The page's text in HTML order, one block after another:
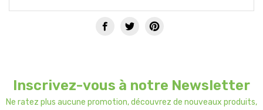
Inscrivez-vous à notre Newsletter
Ne ratez plus aucune promotion, découvrez de nouveaux produits,